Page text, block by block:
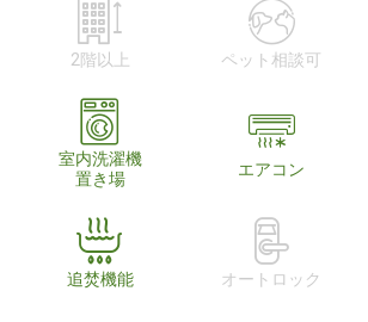
2階以上 ペット相談可
室内洗濯機
置き場
エアコン
追焚機能 オートロック